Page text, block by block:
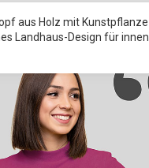
aus Holz mit Kunstpflanze
Landhaus-Design für innen